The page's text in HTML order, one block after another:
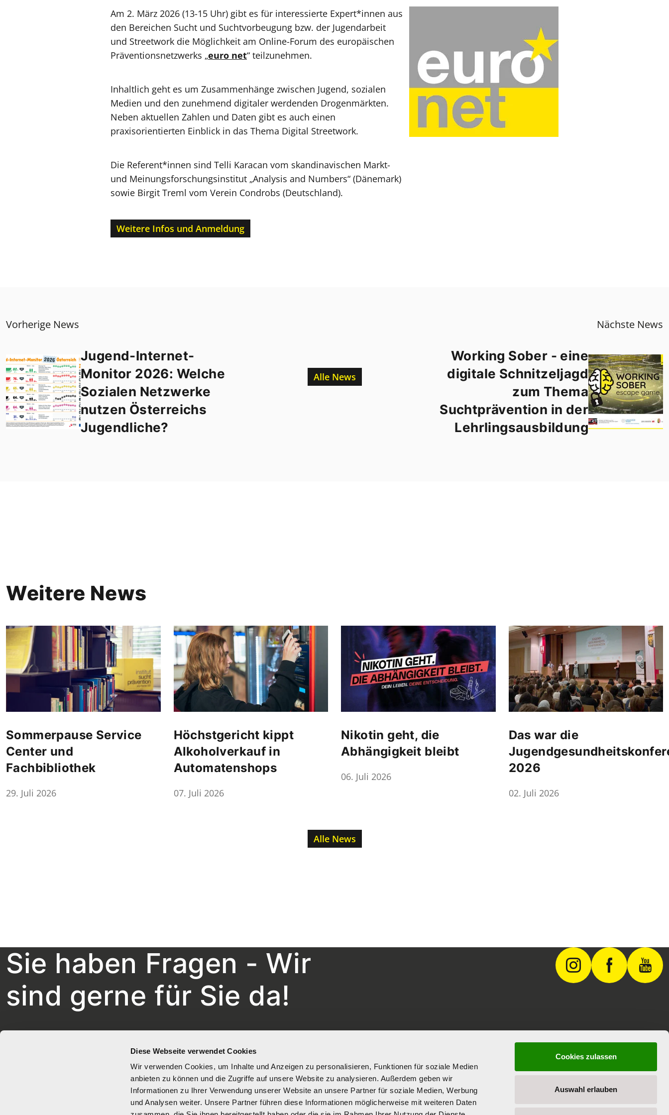
Diese Webseite verwendet Cookies
Wir verwenden Cookies, um Inhalte und Anzeigen zu personalisieren, Funktionen für soziale Medien
anbieten zu können und die Zugriffe auf unsere Website zu analysieren. Außerdem geben wir
Informationen zu Ihrer Verwendung unserer Website an unsere Partner für soziale Medien, Werbung
und Analysen weiter. Unsere Partner führen diese Informationen möglicherweise mit weiteren Daten
Cookies zulassen
Auswahl erlauben
Am 2. März 2026 (13-15 Uhr) gibt es für interessierte Expert*innen aus
den Bereichen Sucht und Suchtvorbeugung bzw. der Jugendarbeit
und Streetwork die Möglichkeit am Online-Forum des europäischen
Präventionsnetzwerks „euro net“ teilzunehmen.
Inhaltlich geht es um Zusammenhänge zwischen Jugend, sozialen
Medien und den zunehmend digitaler werdenden Drogenmärkten.
Neben aktuellen Zahlen und Daten gibt es auch einen
praxisorientierten Einblick in das Thema Digital Streetwork.
Die Referent*innen sind Telli Karacan vom skandinavischen Markt-
und Meinungsforschungsinstitut „Analysis and Numbers“ (Dänemark)
sowie Birgit Treml vom Verein Condrobs (Deutschland).
Weitere Infos und Anmeldung
Vorherige News
Jugend-Internet-
Monitor 2026: Welche
Sozialen Netzwerke
nutzen Österreichs
Jugendliche?
Alle News
Nächste News
Working Sober - eine
digitale Schnitzeljagd
zum Thema
Suchtprävention in der
Lehrlingsausbildung
Weitere News
Sommerpause Service
Center und
Fachbibliothek
29. Juli 2026
Höchstgericht kippt
Alkoholverkauf in
Automatenshops
07. Juli 2026
Nikotin geht, die
Abhängigkeit bleibt
06. Juli 2026
Das war die
2026
02. Juli 2026
Alle News
Sie haben Fragen - Wir
sind gerne für Sie da!
+43 732 77 89 36